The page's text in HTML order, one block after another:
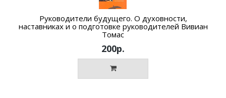
Руководители будущего. О духовности,
наставниках и о подготовке руководителей Вивиан
Томас
200р.